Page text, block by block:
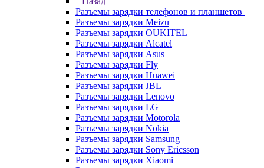
Разъемы зарядки телефонов и планшетов
Разъемы зарядки Meizu
Разъемы зарядки OUKITEL
Разъемы зарядки Alcatel
Разъемы зарядки Asus
Разъемы зарядки Fly
Разъемы зарядки Huawei
Разъемы зарядки JBL
Разъемы зарядки Lenovo
Разъемы зарядки LG
Разъемы зарядки Motorola
Разъемы зарядки Nokia
Разъемы зарядки Samsung
Разъемы зарядки Sony Ericsson
Разъемы зарядки Xiaomi